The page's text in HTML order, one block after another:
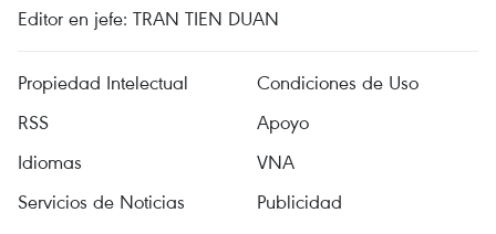
Editor en jefe: TRAN TIEN DUAN
Propiedad Intelectual
Condiciones de Uso
RSS
Apoyo
Idiomas
VNA
Servicios de Noticias
Publicidad